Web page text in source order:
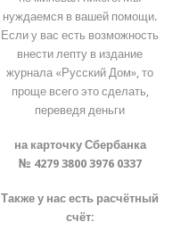
нуждаемся в вашей помощи.
Если у вас есть возможность
внести лепту в издание
журнала «Русский Дом», то
проще всего это сделать,
переведя деньги
на карточку Сбербанка
№ 4279 3800 3976 0337
Также у нас есть расчётный
счёт: